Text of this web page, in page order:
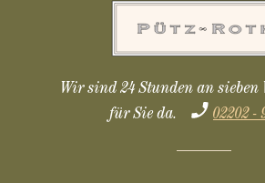
Wir sind 24 Stunden an sieben
für Sie da.
02202 -